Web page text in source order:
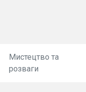
Мистецтво та
розваги